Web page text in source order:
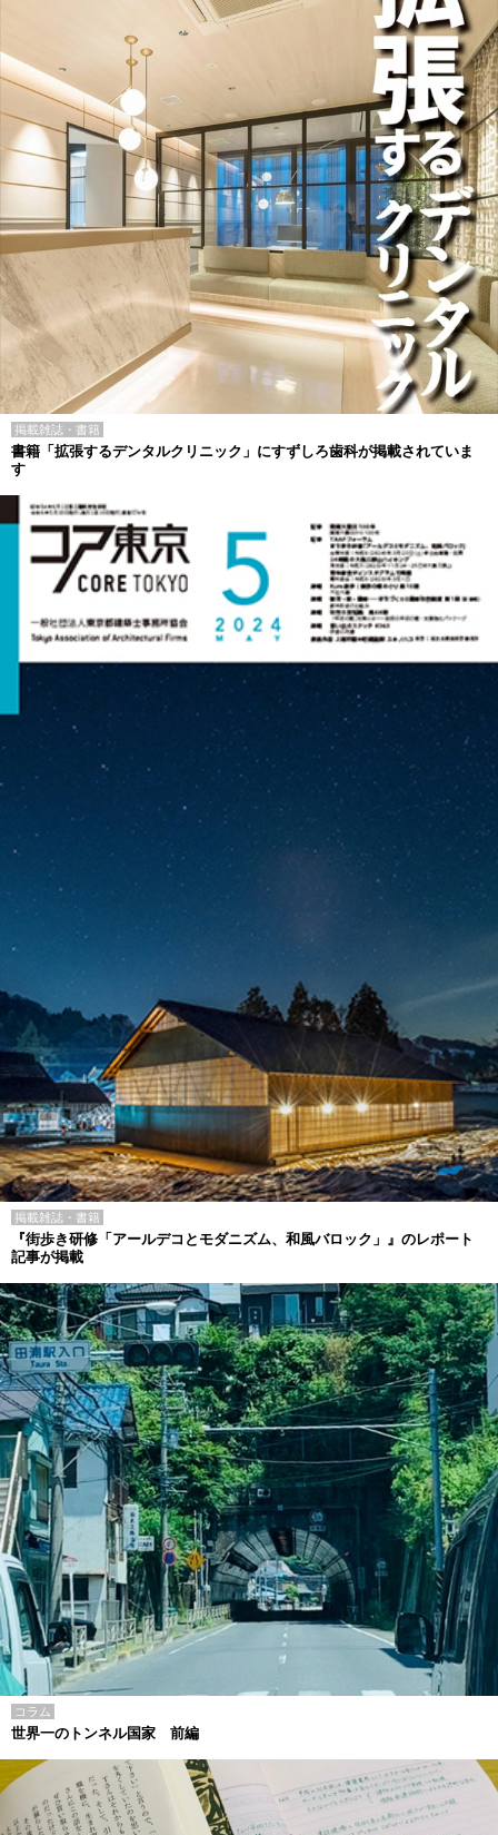
掲載雑誌・書籍
書籍「拡張するデンタルクリニック」にすずしろ歯科が掲載されていま
す
掲載雑誌・書籍
『街歩き研修「アールデコとモダニズム、和風バロック」』のレポート
記事が掲載
コラム
世界一のトンネル国家 前編